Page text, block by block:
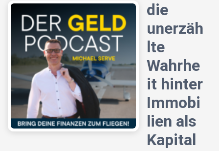
die
unerzäh
lte
Wahrhe
it hinter
Immobi
lien als
Kapital